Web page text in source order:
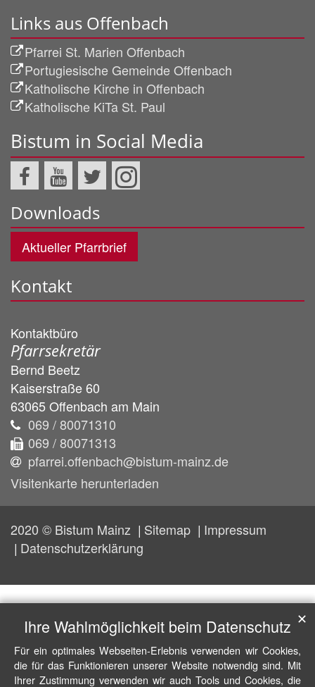
Links aus Offenbach
Pfarrei St. Marien Offenbach
Portugiesische Gemeinde Offenbach
Katholische Kirche in Offenbach
Katholische KiTa St. Paul
Bistum in Social Media
Downloads
Aktueller Pfarrbrief
Kontakt
Kontaktbüro
Pfarrsekretär
Bernd Beetz
Kaiserstraße 60
63065Offenbach am Main
069 / 80071310
069 / 80071313
pfarrei.offenbach@bistum-mainz.de
Visitenkarte herunterladen
2020 © Bistum Mainz Sitemap
Impressum
Datenschutzerklärung
Ihre Wahlmöglichkeit beim Datenschutz
Für ein optimales Webseiten-Erlebnis verwenden wir Cookies,
die für das Funktionieren unserer Website notwendig sind. Mit
Ihrer Zustimmung verwenden wir auch Tools und Cookies, die
✕